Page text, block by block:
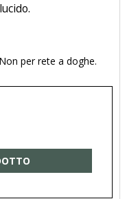
per rete a doghe.